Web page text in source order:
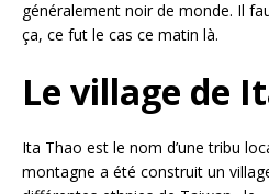
généralement noir de monde. Il
ça, ce fut le cas ce matin là.
Le village de
Ita Thao est le nom d’une tribu
montagne a été construit un